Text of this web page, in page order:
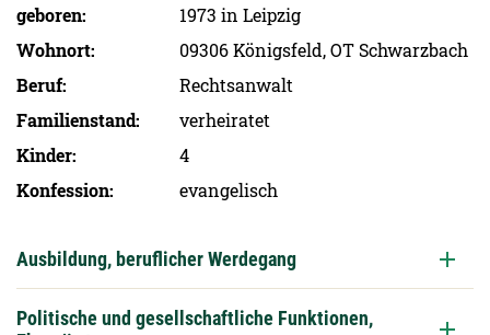
geboren
1973 in Leipzig
Wohnort
09306 Königsfeld, OT Schwarzbach
Beruf
Rechtsanwalt
Familien­stand
verheiratet
Kinder
4
Konfession
evangelisch
Ausbildung, beruflicher Werdegang
Politische und gesellschaftliche Funktionen,